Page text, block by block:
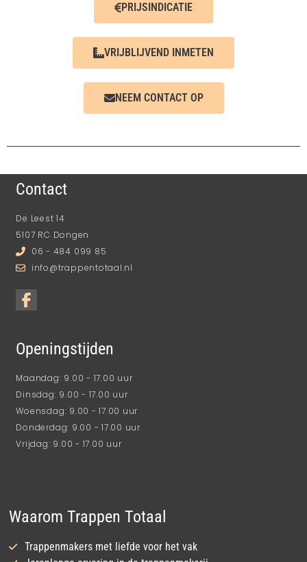
PRIJSINDICATIE
VRIJBLIJVEND INMETEN
NEEM CONTACT OP
Contact
De Leest 14
5107 RC Dongen
06 - 484 099 85
info@trappentotaal.nl
Openingstijden
Maandag: 9.00 - 17.00 uur
Dinsdag: 9.00 - 17.00 uur
Woensdag: 9.00 - 17.00 uur
Donderdag: 9.00 - 17.00 uur
Vrijdag: 9.00 - 17.00 uur
Waarom Trappen Totaal
Trappenmakers met liefde voor het vak